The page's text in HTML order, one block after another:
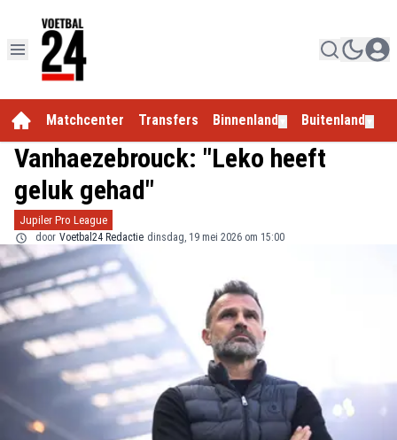
Matchcenter Transfers Binnenland Buitenland
Vanhaezebrouck: "Leko heeft
geluk gehad"
Jupiler Pro League
door Voetbal24 Redactie dinsdag, 19 mei 2026 om 15:00